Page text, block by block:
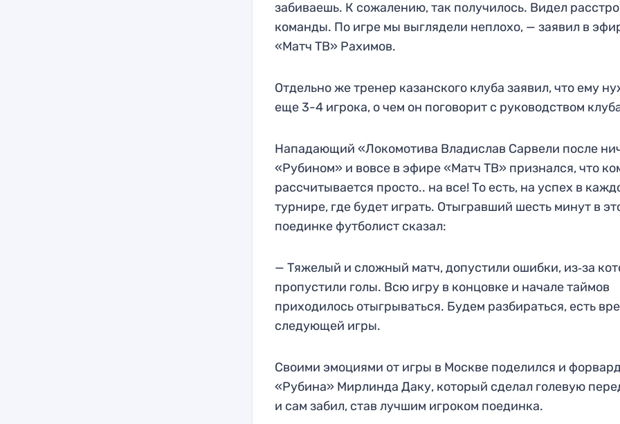
забиваешь. К сожалению, так получилось. Видел
команды. По игре мы выглядели неплохо, — заявил в
«Матч ТВ» Рахимов.
Отдельно же тренер казанского клуба заявил, что ему
еще 3-4 игрока, о чем он поговорит с руководством
Нападающий «Локомотива Владислав Сарвели после
«Рубином» и вовсе в эфире «Матч ТВ» признался, что
рассчитывается просто.. на все! То есть, на успех в
турнире, где будет играть. Отыгравший шесть минут в
поединке футболист сказал:
— Тяжелый и сложный матч, допустили ошибки, из‑за
пропустили голы. Всю игру в концовке и начале таймов
приходилось отыгрываться. Будем разбираться, есть
следующей игры.
Своими эмоциями от игры в Москве поделился и
«Рубина» Мирлинда Даку, который сделал голевую
и сам забил, став лучшим игроком поединка.